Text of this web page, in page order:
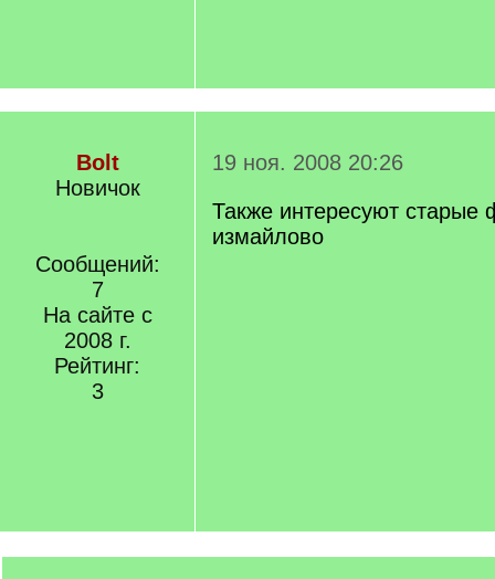
Bolt
Новичок
Сообщений:
7
На сайте с
2008 г.
Рейтинг:
3
19 ноя. 2008 20:26
Также интересуют старые
измайлово